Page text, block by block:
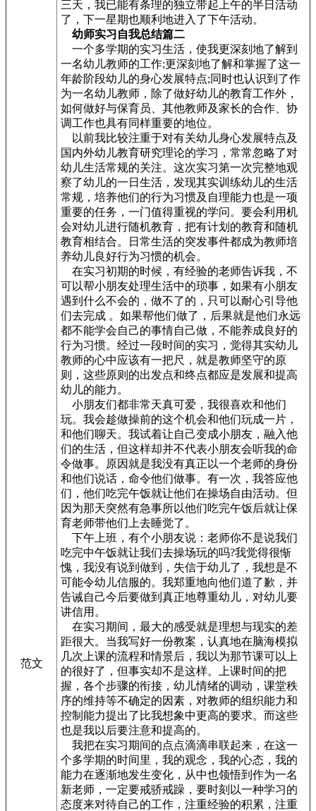
范文
三天，我已能有条理的独立带起上午的半日活动
了，下一星期也顺利地进入了下午活动。
幼师实习自我总结篇二
一个多学期的实习生活，使我更深刻地了解到
一名幼儿教师的工作;更深刻地了解和掌握了这一
年龄阶段幼儿的身心发展特点;同时也认识到了作
为一名幼儿教师，除了做好幼儿的教育工作外，
如何做好与保育员、其他教师及家长的合作、协
调工作也具有同样重要的地位。
以前我比较注重于对有关幼儿身心发展特点及
国内外幼儿教育研究理论的学习，常常忽略了对
幼儿生活常规的关注。这次实习第一次完整地观
察了幼儿的一日生活，发现其实训练幼儿的生活
常规，培养他们的行为习惯及自理能力也是一项
重要的任务，一门值得重视的学问。要会利用机
会对幼儿进行随机教育，把有计划的教育和随机
教育相结合。日常生活的突发事件都成为教师培
养幼儿良好行为习惯的机会。
在实习初期的时候，有经验的老师告诉我，不
可以帮小朋友处理生活中的琐事，如果有小朋友
遇到什么不会的，做不了的，只可以耐心引导他
们去完成 。如果帮他们做了，后果就是他们永远
都不能学会自己的事情自己做，不能养成良好的
行为习惯。经过一段时间的实习，觉得其实幼儿
教师的心中应该有一把尺，就是教师坚守的原
则，这些原则的出发点和终点都应是发展和提高
幼儿的能力。
小朋友们都非常天真可爱，我很喜欢和他们
玩。我会趁做操前的这个机会和他们玩成一片，
和他们聊天。我试着让自己变成小朋友，融入他
们的生活，但这样却并不代表小朋友会听我的命
令做事。原因就是我没有真正以一个老师的身份
和他们说话，命令他们做事。有一次，我答应他
们，他们吃完午饭就让他们在操场自由活动。但
因为那天突然有急事所以他们吃完午饭后就让保
育老师带他们上去睡觉了。
下午上班，有个小朋友说：老师你不是说我们
吃完中午饭就让我们去操场玩的吗?我觉得很惭
愧，我没有说到做到，失信于幼儿了，我想是不
可能令幼儿信服的。我郑重地向他们道了歉，并
告诫自己今后要做到真正地尊重幼儿，对幼儿要
讲信用。
在实习期间，最大的感受就是理想与现实的差
距很大。当我写好一份教案，认真地在脑海模拟
几次上课的流程和情景后，我以为那节课可以上
的很好了，但事实却不是这样。上课时间的把
握，各个步骤的衔接，幼儿情绪的调动，课堂秩
序的维持等不确定的因素，对教师的组织能力和
控制能力提出了比我想象中更高的要求。而这些
也是我以后要注意和提高的。
我把在实习期间的点点滴滴串联起来，在这一
个多学期的时间里，我的观念，我的心态，我的
能力在逐渐地发生变化，从中也领悟到作为一名
新老师，一定要戒骄戒躁，要时刻以一种学习的
态度来对待自己的工作，注重经验的积累，注重